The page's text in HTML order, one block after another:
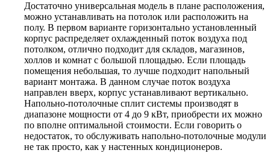
Достаточно универсальная модель в плане расположения,
можно устанавливать на потолок или расположить на
полу. В первом варианте горизонтально установленный
корпус распределяет охлажденный поток воздуха под
потолком, отлично подходит для складов, магазинов,
холлов и комнат с большой площадью. Если площадь
помещения небольшая, то лучше подходит напольный
вариант монтажа. В данном случае поток воздуха
направлен вверх, корпус устанавливают вертикально.
Напольно-потолочные сплит системы производят в
диапазоне мощности от 4 до 9 кВт, приобрести их можно
по вполне оптимальной стоимости. Если говорить о
недостаток, то обслуживать напольно-потолочные модули
не так просто, как у настенных кондиционеров.